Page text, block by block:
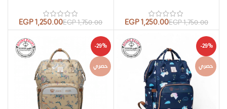
1,750.00
EGP
1,250.00
EGP
1,750.00
EGP
1,250.00
EGP
-29%
حصري
-29%
حصري